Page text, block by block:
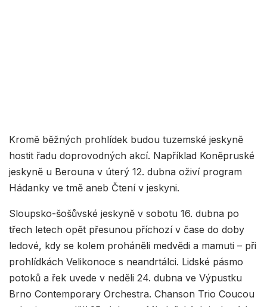
Kromě běžných prohlídek budou tuzemské jeskyně
hostit řadu doprovodných akcí. Například Koněpruské
jeskyně u Berouna v úterý 12. dubna oživí program
Hádanky ve tmě aneb Čtení v jeskyni.
Sloupsko-šošůvské jeskyně v sobotu 16. dubna po
třech letech opět přesunou příchozí v čase do doby
ledové, kdy se kolem proháněli medvědi a mamuti – při
prohlídkách Velikonoce s neandrtálci. Lidské pásmo
potoků a řek uvede v neděli 24. dubna ve Výpustku
Brno Contemporary Orchestra. Chanson Trio Coucou